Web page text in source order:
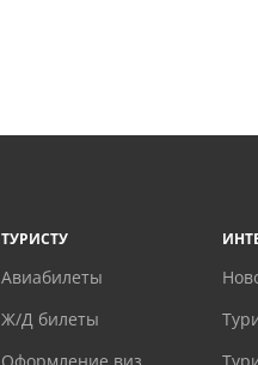
ТУРИСТУ
Авиабилеты
Ж/Д билеты